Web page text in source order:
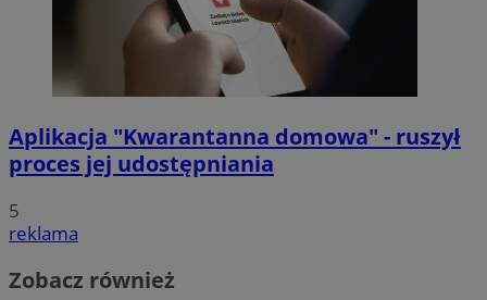
Aplikacja "Kwarantanna domowa" - ruszył
proces jej udostępniania
5
reklama
Zobacz również